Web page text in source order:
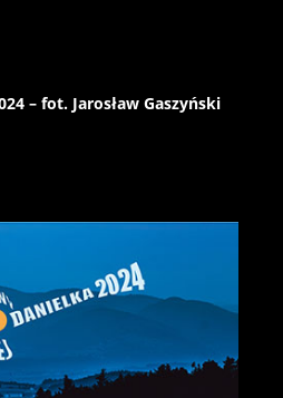
– fot. Jarosław Gaszyński